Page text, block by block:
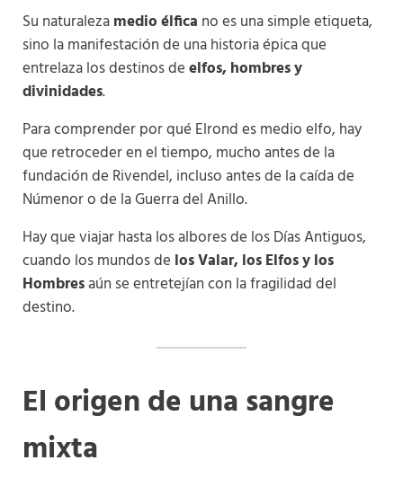
Su naturalezamedio élfica no es una simple etiqueta,
sino la manifestación de una historia épica que
entrelaza los destinos deelfos, hombres y
divinidades.
Para comprender por qué Elrond es medio elfo, hay
que retroceder en el tiempo, mucho antes de la
fundación de Rivendel, incluso antes de la caída de
Númenor o de la Guerra del Anillo.
Hay que viajar hasta los albores de los Días Antiguos,
cuando los mundos de los Valar, los Elfos y los
Hombresaún se entretejían con la fragilidad del
destino.
El origen de una sangre
mixta